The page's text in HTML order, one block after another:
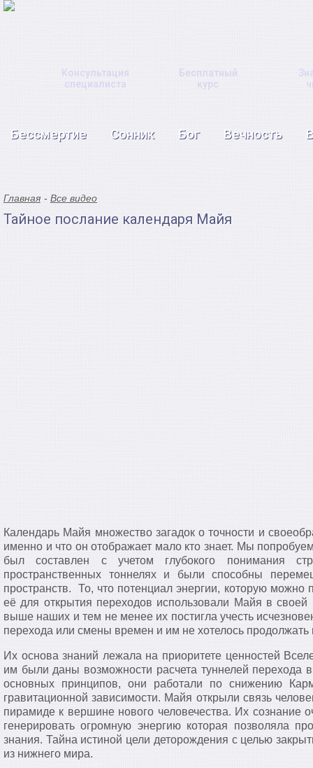
Консультация
специалиста
Бесплатный
курс
Бессмертие Сонник Бог Вечность
Главная Все видео
Тайное послание календаря Майя
Календарь Майя множество загадок о точности и
именно и что он отображает мало кто знает. Мы
был составлен с учетом глубокого понимания
пространственных тоннелях и были способны
пространств. То, что потенциал энергии, которую можно
её для открытия переходов использовали Майя в
выше наших и тем не менее их постигла учесть
перехода или смены времен и им не хотелось
Их основа знаний лежала на приоритете ценностей
им были даны возможности расчета туннелей
основных принципов, они работали по снижению
гравитационной зависимости. Майя открыли связь
пирамиде к вершине нового человечества. Их сознание
генерировать огромную энергию которая позволяла
знания. Тайна истиной цели деторождения с целью
из нижнего мира.